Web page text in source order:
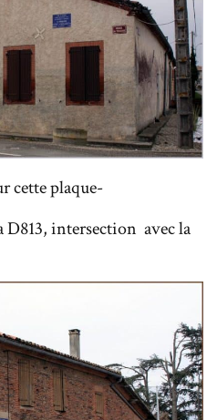
cette plaque-
D813, intersection avec la